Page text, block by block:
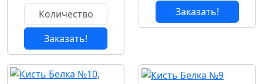
Заказать!
Заказать!